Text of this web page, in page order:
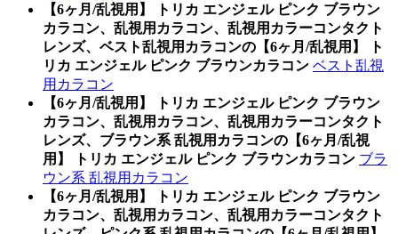
【6ヶ月/乱視用】 トリカ エンジェル ピンク ブラウン
カラコン、乱視用カラコン、乱視用カラーコンタクト
レンズ、ベスト乱視用カラコンの【6ヶ月/乱視用】 ト
リカ エンジェル ピンク ブラウンカラコン ベスト乱視
用カラコン
【6ヶ月/乱視用】 トリカ エンジェル ピンク ブラウン
カラコン、乱視用カラコン、乱視用カラーコンタクト
レンズ、ブラウン系 乱視用カラコンの【6ヶ月/乱視
用】 トリカ エンジェル ピンク ブラウンカラコン ブラ
ウン系 乱視用カラコン
【6ヶ月/乱視用】 トリカ エンジェル ピンク ブラウン
カラコン、乱視用カラコン、乱視用カラーコンタクト